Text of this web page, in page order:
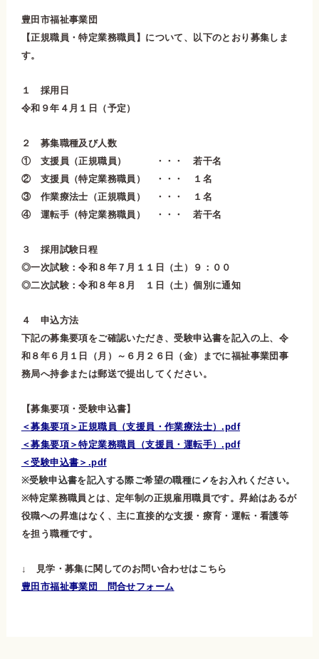
豊田市福祉事業団
【正規職員・特定業務職員】について、以下のとおり募集しま
す。
１ 採用日
令和９年４月１日（予定）
２ 募集職種及び人数
① 支援員（正規職員） ・・・ 若干名
② 支援員（特定業務職員） ・・・ １名
③ 作業療法士（正規職員） ・・・ １名
④ 運転手（特定業務職員） ・・・ 若干名
３ 採用試験日程
◎一次試験：令和８年７月１１日（土）９：００
◎二次試験：令和８年８月 １日（土）個別に通知
４ 申込方法
下記の募集要項をご確認いただき、受験申込書を記入の上、令
和８年６月１日（月）～６月２６日（金）までに福祉事業団事
務局へ持参または郵送で提出してください。
【募集要項・受験申込書】
＜募集要項＞正規職員（支援員・作業療法士）.pdf
＜募集要項＞特定業務職員（支援員・運転手）.pdf
＜受験申込書＞.pdf
※受験申込書を記入する際ご希望の職種に✓をお入れください。
※特定業務職員とは、定年制の正規雇用職員です。昇給はあるが
役職への昇進はなく、主に直接的な支援・療育・運転・看護等
を担う職種です。
↓ 見学・募集に関してのお問い合わせはこちら
豊田市福祉事業団 問合せフォーム